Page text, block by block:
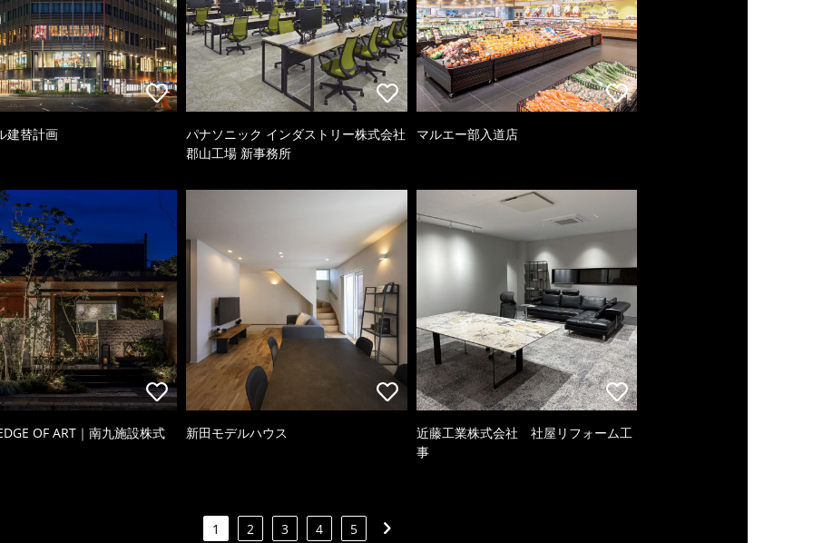
建替計画
パナソニック インダストリー株式会社
郡山工場 新事務所
マルエー部入道店
OF ART｜南九施設株式 新田モデルハウス
近藤工業株式会社 社屋リフォーム工
事
1 2 3 4 5